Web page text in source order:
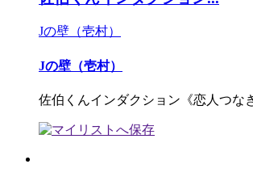
Jの壁（壱村）
Jの壁（壱村）
佐伯くんインダクション《恋人つな